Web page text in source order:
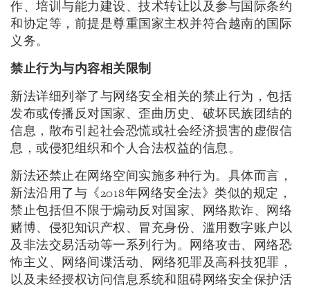
作、培训与能力建设、技术转让以及参与国际条约
和协定等，前提是尊重国家主权并符合越南的国际
义务。
禁止行为与内容相关限制
新法详细列举了与网络安全相关的禁止行为，包括
发布或传播反对国家、歪曲历史、破坏民族团结的
信息，散布引起社会恐慌或社会经济损害的虚假信
息，或侵犯组织和个人合法权益的信息。
新法还禁止在网络空间实施多种行为。具体而言，
新法沿用了与《2018年网络安全法》类似的规定，
禁止包括但不限于煽动反对国家、网络欺诈、网络
赌博、侵犯知识产权、冒充身份、滥用数字账户以
及非法交易活动等一系列行为。网络攻击、网络恐
怖主义、网络间谍活动、网络犯罪及高科技犯罪，
以及未经授权访问信息系统和阻碍网络安全保护活